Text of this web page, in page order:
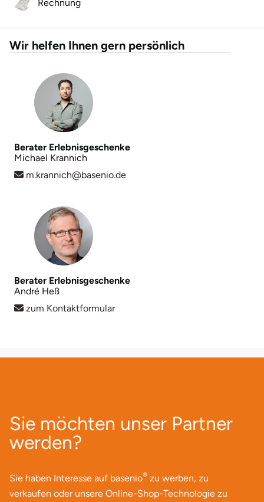
Rechnung
Wir helfen Ihnen gern persönlich
Berater Erlebnisgeschenke
Michael Krannich
m.krannich@basenio.de
Berater Erlebnisgeschenke
André Heß
zum Kontaktformular
Sie möchten unser Partner
werden?
Sie haben Interesse auf basenio® zu werben, zu
verkaufen oder unsere Online-Shop-Technologie zu